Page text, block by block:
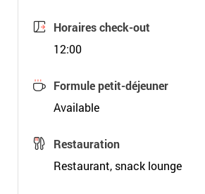
Horaires check-out
12:00
Formule petit-déjeuner
Available
Restauration
Restaurant, snack lounge